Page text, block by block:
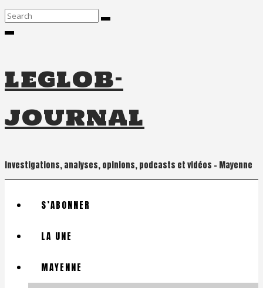
Search
leglob-
journal
Investigations, analyses, opinions, podcasts et vidéos – Mayenne
S’ABONNER
LA UNE
MAYENNE